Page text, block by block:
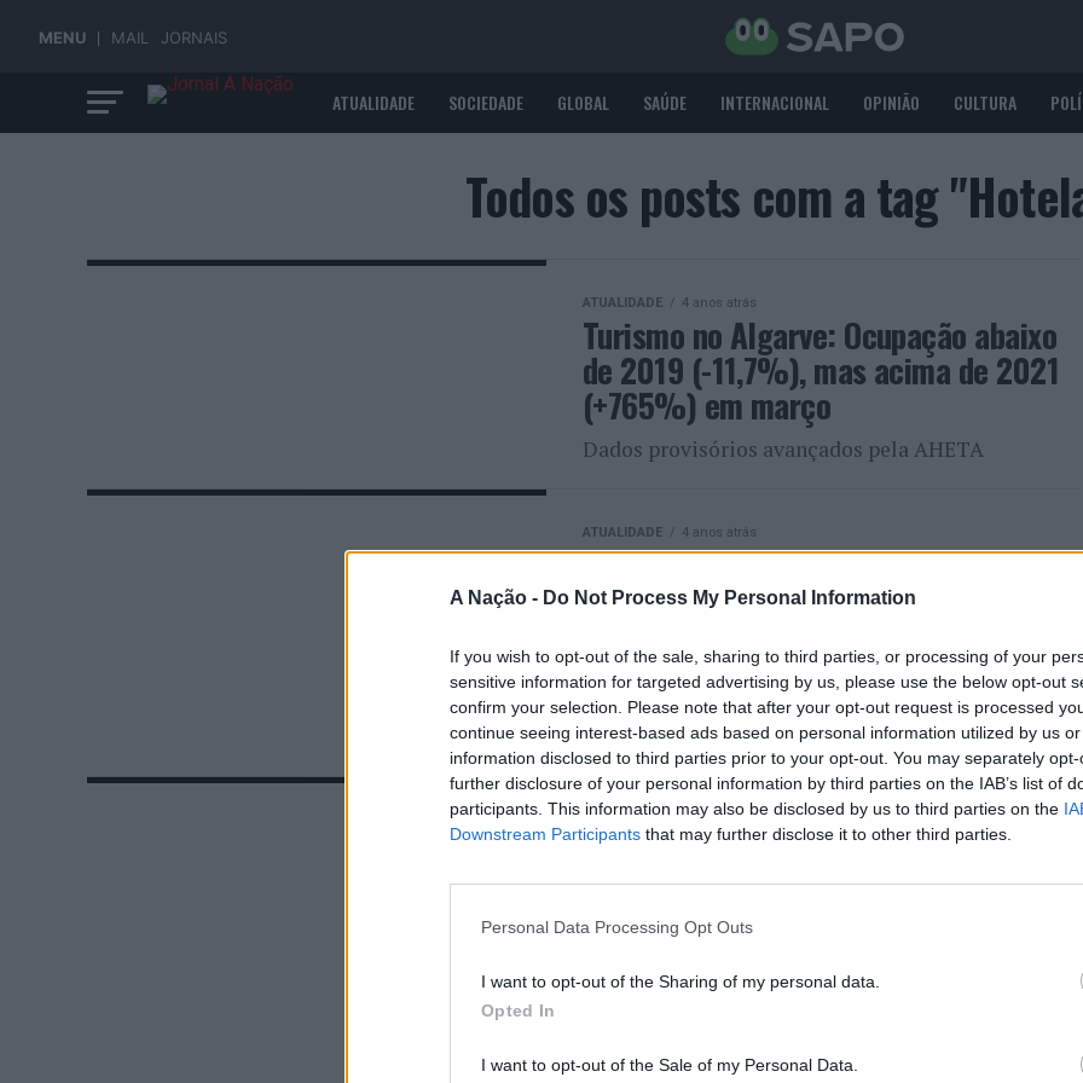
A Nação - Do Not Process My Personal Information
If you wish to opt-out of the sale, sharing to third parties, or processing of your
sensitive information for targeted advertising by us, please use the below opt-out
confirm your selection. Please note that after your opt-out request is processed
continue seeing interest-based ads based on personal information utilized by us
information disclosed to third parties prior to your opt-out. You may separately
further disclosure of your personal information by third parties on the IAB’s list of
participants. This information may also be disclosed by us to third parties on the
Downstream Participants that may further disclose it to other third parties.
Personal Data Processing Opt Outs
I want to opt-out of the Sharing of my personal data.
Opted In
I want to opt-out of the Sale of my Personal Data.
MENU MAIL JORNAIS
ATUALIDADE SOCIEDADE GLOBAL SAÚDE INTERNACIONAL OPINIÃO CULTURA
Todos os posts com a tag
ATUALIDADE 4 anos atrás
Turismo no Algarve: Ocupação abaixo
de 2019 (-11,7%), mas acima de 2021
(+765%) em março
Dados provisórios avançados pela AHETA
ATUALIDADE 4 anos atrás
Hotéis de Viana do Castelo garantem
910 estadias no fim de semana dos
Os hotéis aderentes à iniciativa “Mês do Amor”
garantiram 910 estadias no fim de semana de 12, 13
e 14 de fevereiro. A Câmara Municipal de...
ATUALIDADE 4 anos atrás
Viana do Castelo celebra “Mês do
Amor” com vouchers para entradas
gratuitas nos museus e funicular
lançar o “Mês do Amor”, iniciativa que visa
na...